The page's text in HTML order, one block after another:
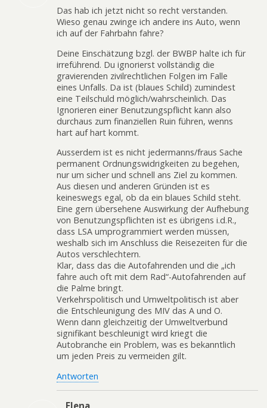
Das hab ich jetzt nicht so recht verstanden.
Wieso genau zwinge ich andere ins Auto, wenn
ich auf der Fahrbahn fahre?
Deine Einschätzung bzgl. der BWBP halte ich für
irreführend. Du ignorierst vollständig die
gravierenden zivilrechtlichen Folgen im Falle
eines Unfalls. Da ist (blaues Schild) zumindest
eine Teilschuld möglich/wahrscheinlich. Das
Ignorieren einer Benutzungspflicht kann also
durchaus zum finanziellen Ruin führen, wenns
hart auf hart kommt.
Ausserdem ist es nicht jedermanns/fraus Sache
permanent Ordnungswidrigkeiten zu begehen,
nur um sicher und schnell ans Ziel zu kommen.
Aus diesen und anderen Gründen ist es
keineswegs egal, ob da ein blaues Schild steht.
Eine gern übersehene Auswirkung der Aufhebung
von Benutzungspflichten ist es übrigens i.d.R.,
dass LSA umprogrammiert werden müssen,
weshalb sich im Anschluss die Reisezeiten für die
Autos verschlechtern.
Klar, dass das die Autofahrenden und die „ich
fahre auch oft mit dem Rad“-Autofahrenden auf
die Palme bringt.
Verkehrspolitisch und Umweltpolitisch ist aber
die Entschleunigung des MIV das A und O.
Wenn dann gleichzeitig der Umweltverbund
signifikant beschleunigt wird kriegt die
Autobranche ein Problem, was es bekanntlich
um jeden Preis zu vermeiden gilt.
Antworten
Elena